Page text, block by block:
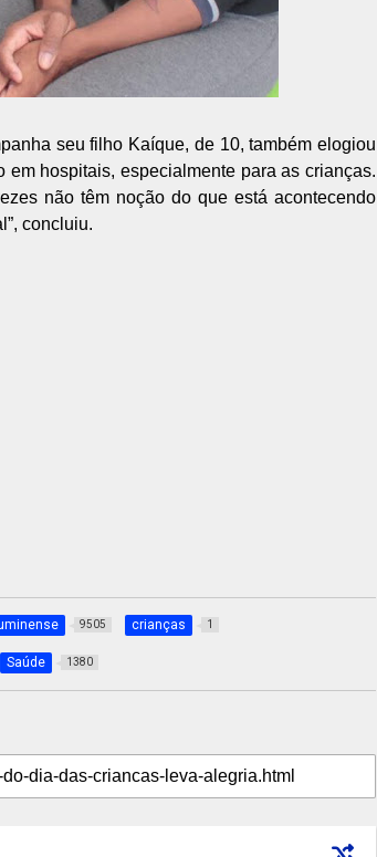
seu filho Kaíque, de 10, também elogiou
hospitais, especialmente para as crianças.
não têm noção do que está acontecendo
concluiu.
9505 crianças 1
Saúde 1380